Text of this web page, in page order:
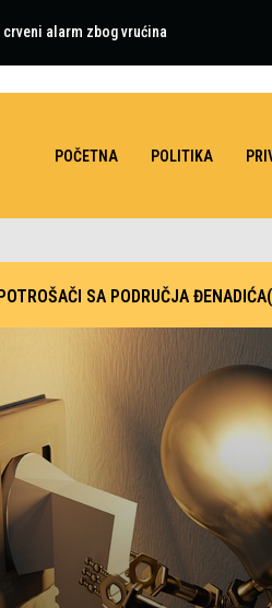
alarm zbog vrućina
POČETNA POLITIKA
SA PODRUČJA